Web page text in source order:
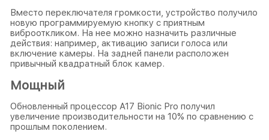
Вместо переключателя громкости, устройство получило
новую программируемую кнопку с приятным
виброоткликом. На нее можно назначить различные
действия: например, активацию записи голоса или
включение камеры. На задней панели расположен
привычный квадратный блок камер.
Мощный
Обновленный процессор A17 Bionic Pro получил
увеличение производительности на 10% по сравнению с
прошлым поколением.